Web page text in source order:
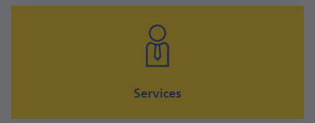
Services